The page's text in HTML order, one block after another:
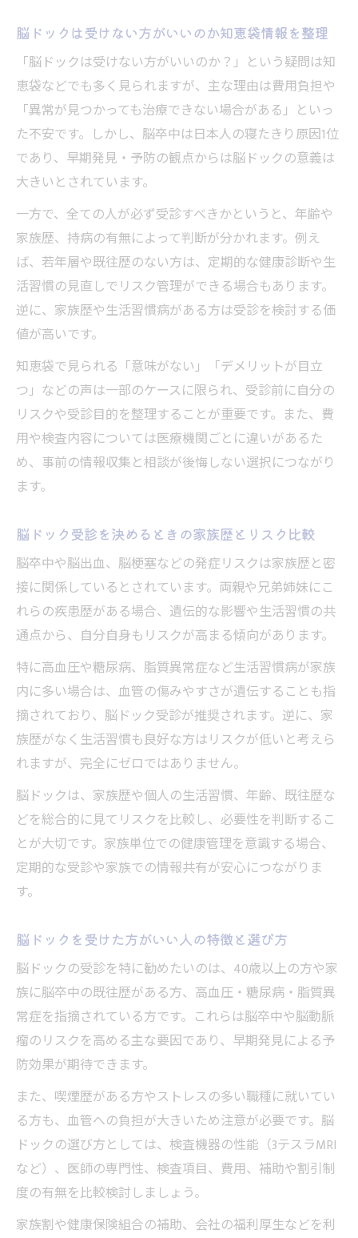
脳ドックは受けない方がいいのか知恵袋情報を整理
「脳ドックは受けない方がいいのか？」という疑問は知
恵袋などでも多く見られますが、主な理由は費用負担や
「異常が見つかっても治療できない場合がある」といっ
た不安です。しかし、脳卒中は日本人の寝たきり原因1位
であり、早期発見・予防の観点からは脳ドックの意義は
大きいとされています。
一方で、全ての人が必ず受診すべきかというと、年齢や
家族歴、持病の有無によって判断が分かれます。例え
ば、若年層や既往歴のない方は、定期的な健康診断や生
活習慣の見直しでリスク管理ができる場合もあります。
逆に、家族歴や生活習慣病がある方は受診を検討する価
値が高いです。
知恵袋で見られる「意味がない」「デメリットが目立
つ」などの声は一部のケースに限られ、受診前に自分の
リスクや受診目的を整理することが重要です。また、費
用や検査内容については医療機関ごとに違いがあるた
め、事前の情報収集と相談が後悔しない選択につながり
ます。
脳ドック受診を決めるときの家族歴とリスク比較
脳卒中や脳出血、脳梗塞などの発症リスクは家族歴と密
接に関係しているとされています。両親や兄弟姉妹にこ
れらの疾患歴がある場合、遺伝的な影響や生活習慣の共
通点から、自分自身もリスクが高まる傾向があります。
特に高血圧や糖尿病、脂質異常症など生活習慣病が家族
内に多い場合は、血管の傷みやすさが遺伝することも指
摘されており、脳ドック受診が推奨されます。逆に、家
族歴がなく生活習慣も良好な方はリスクが低いと考えら
れますが、完全にゼロではありません。
脳ドックは、家族歴や個人の生活習慣、年齢、既往歴な
どを総合的に見てリスクを比較し、必要性を判断するこ
とが大切です。家族単位での健康管理を意識する場合、
定期的な受診や家族での情報共有が安心につながりま
す。
脳ドックを受けた方がいい人の特徴と選び方
脳ドックの受診を特に勧めたいのは、40歳以上の方や家
族に脳卒中の既往歴がある方、高血圧・糖尿病・脂質異
常症を指摘されている方です。これらは脳卒中や脳動脈
瘤のリスクを高める主な要因であり、早期発見による予
防効果が期待できます。
また、喫煙歴がある方やストレスの多い職種に就いてい
る方も、血管への負担が大きいため注意が必要です。脳
ドックの選び方としては、検査機器の性能（3テスラMRI
など）、医師の専門性、検査項目、費用、補助や割引制
度の有無を比較検討しましょう。
家族割や健康保険組合の補助、会社の福利厚生などを利